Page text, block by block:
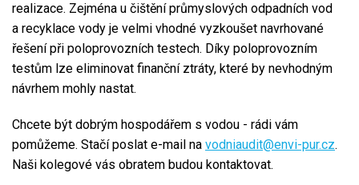
realizace. Zejména u čištění průmyslových odpadních vod
a recyklace vody je velmi vhodné vyzkoušet navrhované
řešení při poloprovozních testech. Díky poloprovozním
testům lze eliminovat finanční ztráty, které by nevhodným
návrhem mohly nastat.
Chcete být dobrým hospodářem s vodou - rádi vám
pomůžeme. Stačí poslat e-mail na vodniaudit@envi-pur.cz.
Naši kolegové vás obratem budou kontaktovat.